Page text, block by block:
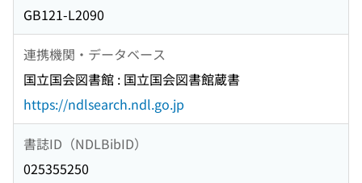
GB121-L2090
連携機関・データベース
国立国会図書館 : 国立国会図書館蔵書
https://ndlsearch.ndl.go.jp
書誌ID（NDLBibID）
025355250